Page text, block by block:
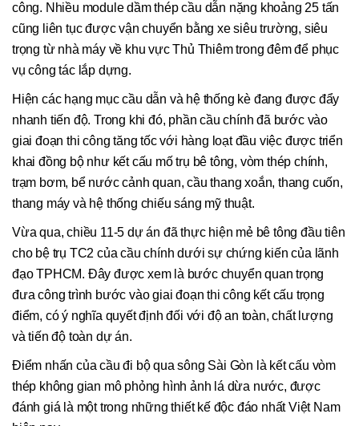
công. Nhiều module dầm thép cầu dẫn nặng khoảng 25 tấn
cũng liên tục được vận chuyển bằng xe siêu trường, siêu
trọng từ nhà máy về khu vực Thủ Thiêm trong đêm để phục
vụ công tác lắp dựng.
Hiện các hạng mục cầu dẫn và hệ thống kè đang được đẩy
nhanh tiến độ. Trong khi đó, phần cầu chính đã bước vào
giai đoạn thi công tăng tốc với hàng loạt đầu việc được triển
khai đồng bộ như kết cấu mố trụ bê tông, vòm thép chính,
trạm bơm, bể nước cảnh quan, cầu thang xoắn, thang cuốn,
thang máy và hệ thống chiếu sáng mỹ thuật.
Vừa qua, chiều 11-5 dự án đã thực hiện mẻ bê tông đầu tiên
cho bệ trụ TC2 của cầu chính dưới sự chứng kiến của lãnh
đạo TPHCM. Đây được xem là bước chuyển quan trọng
đưa công trình bước vào giai đoạn thi công kết cấu trọng
điểm, có ý nghĩa quyết định đối với độ an toàn, chất lượng
và tiến độ toàn dự án.
Điểm nhấn của cầu đi bộ qua sông Sài Gòn là kết cấu vòm
thép không gian mô phỏng hình ảnh lá dừa nước, được
đánh giá là một trong những thiết kế độc đáo nhất Việt Nam